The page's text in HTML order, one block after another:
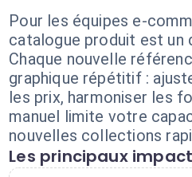
Pour les équipes e-
catalogue produit est un
Chaque nouvelle
graphique répétitif :
les prix, harmoniser les
manuel limite votre
nouvelles collections
Les principaux